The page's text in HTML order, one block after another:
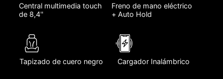
Central multimedia touch
de 8,4''
Freno de mano eléctrico
+ Auto Hold
Tapizado de cuero negro Cargador Inalámbrico